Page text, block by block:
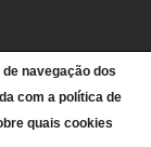
navegação dos
com a política de
quais cookies